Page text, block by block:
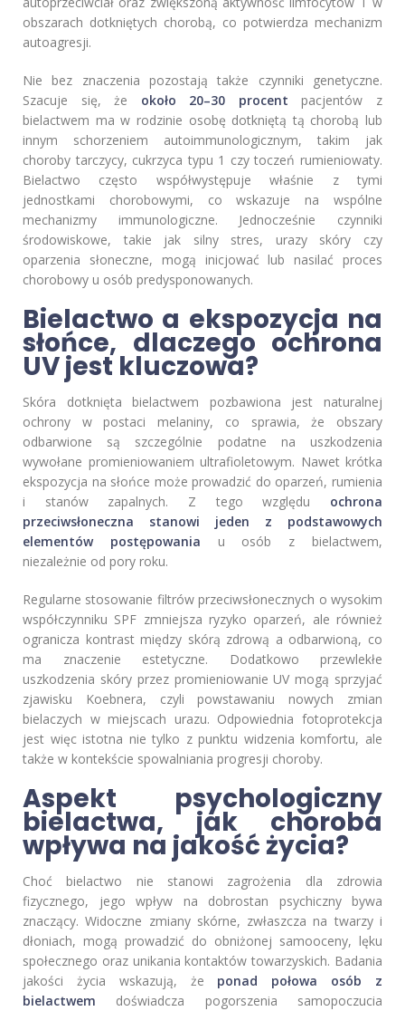
obszarach dotkniętych chorobą, co potwierdza mechanizm
autoagresji.
Nie bez znaczenia pozostają także czynniki genetyczne.
Szacuje się, że około 20–30 procent pacjentów z
bielactwem ma w rodzinie osobę dotkniętą tą chorobą lub
innym schorzeniem autoimmunologicznym, takim jak
choroby tarczycy, cukrzyca typu 1 czy toczeń rumieniowaty.
Bielactwo często współwystępuje właśnie z tymi
jednostkami chorobowymi, co wskazuje na wspólne
mechanizmy immunologiczne. Jednocześnie czynniki
środowiskowe, takie jak silny stres, urazy skóry czy
oparzenia słoneczne, mogą inicjować lub nasilać proces
chorobowy u osób predysponowanych.
Bielactwo a ekspozycja na
słońce, dlaczego ochrona
UV jest kluczowa?
Skóra dotknięta bielactwem pozbawiona jest naturalnej
ochrony w postaci melaniny, co sprawia, że obszary
odbarwione są szczególnie podatne na uszkodzenia
wywołane promieniowaniem ultrafioletowym. Nawet krótka
ekspozycja na słońce może prowadzić do oparzeń, rumienia
i stanów zapalnych. Z tego względu ochrona
przeciwsłoneczna stanowi jeden z podstawowych
elementów postępowania u osób z bielactwem,
niezależnie od pory roku.
Regularne stosowanie filtrów przeciwsłonecznych o wysokim
współczynniku SPF zmniejsza ryzyko oparzeń, ale również
ogranicza kontrast między skórą zdrową a odbarwioną, co
ma znaczenie estetyczne. Dodatkowo przewlekłe
uszkodzenia skóry przez promieniowanie UV mogą sprzyjać
zjawisku Koebnera, czyli powstawaniu nowych zmian
bielaczych w miejscach urazu. Odpowiednia fotoprotekcja
jest więc istotna nie tylko z punktu widzenia komfortu, ale
także w kontekście spowalniania progresji choroby.
Aspekt psychologiczny
bielactwa, jak choroba
wpływa na jakość życia?
Choć bielactwo nie stanowi zagrożenia dla zdrowia
fizycznego, jego wpływ na dobrostan psychiczny bywa
znaczący. Widoczne zmiany skórne, zwłaszcza na twarzy i
dłoniach, mogą prowadzić do obniżonej samooceny, lęku
społecznego oraz unikania kontaktów towarzyskich. Badania
jakości życia wskazują, że ponad połowa osób z
bielactwem doświadcza pogorszenia samopoczucia